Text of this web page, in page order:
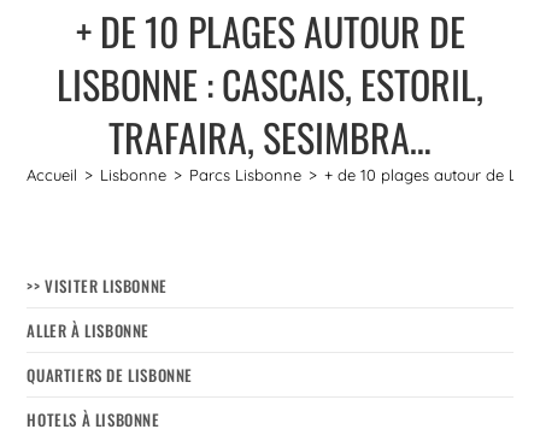
+ DE 10 PLAGES AUTOUR DE
LISBONNE : CASCAIS, ESTORIL,
TRAFAIRA, SESIMBRA…
Accueil > Lisbonne > Parcs Lisbonne > + de 10 plages autour de
>> VISITER LISBONNE
ALLER À LISBONNE
QUARTIERS DE LISBONNE
HOTELS À LISBONNE